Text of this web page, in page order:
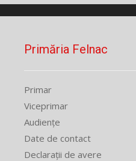
Primăria Felnac
Primar
Viceprimar
Audiențe
Date de contact
Declarații de avere